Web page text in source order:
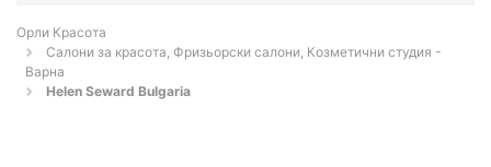
Орли Красота
Салони за красота, Фризьорски салони, Козметични студия -
Варна
Helen Seward Bulgaria